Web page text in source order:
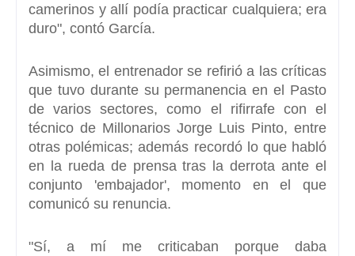
camerinos y allí podía practicar cualquiera; era
duro", contó García.
Asimismo, el entrenador se refirió a las críticas
que tuvo durante su permanencia en el Pasto
de varios sectores,como el rifirrafe con el
técnico de Millonarios Jorge Luis Pinto, entre
otras polémicas; además recordó lo que habló
en la rueda de prensa tras la derrota ante el
conjunto 'embajador', momento en el que
comunicó su renuncia.
"Sí, a mí me criticaban porque daba